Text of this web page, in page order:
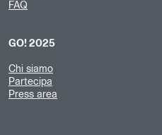
FAQ
GO! 2025
Chi siamo
Partecipa
Press area